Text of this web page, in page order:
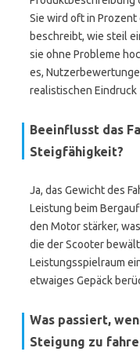
Sie wird oft in Prozent
beschreibt, wie steil
sie ohne Probleme
es,
realistischen Eindruck
Beeinflusst das
Steigfähigkeit?
Ja, das Gewicht des
Leistung beim
den Motor stärker,
die der Scooter
Leistungsspielraum
etwaiges Gepäck
Was passiert,
Steigung zu